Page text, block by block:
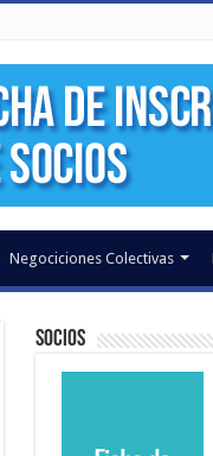
Negociciones Colectivas
Socios